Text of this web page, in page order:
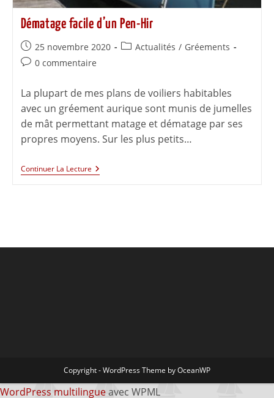
Dématage facile d’un Pen-Hir
25 novembre 2020 Actualités / Gréements
0 commentaire
La plupart de mes plans de voiliers habitables
avec un gréement aurique sont munis de jumelles
de mât permettant matage et dématage par ses
propres moyens. Sur les plus petits…
Continuer La Lecture
Copyright - WordPress Theme by OceanWP
WordPress multilingueavec WPML